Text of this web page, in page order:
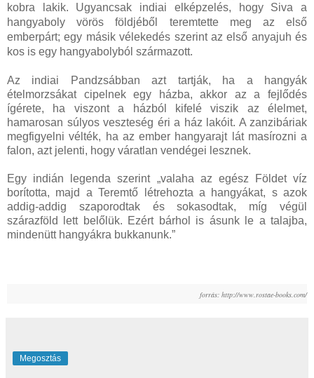
kobra lakik. Ugyancsak indiai elképzelés, hogy Siva a
hangyaboly vörös földjéből teremtette meg az első
emberpárt; egy másik vélekedés szerint az első anyajuh és
kos is egy hangyabolyból származott.
Az indiai Pandzsábban azt tartják, ha a hangyák
ételmorzsákat cipelnek egy házba, akkor az a fejlődés
ígérete, ha viszont a házból kifelé viszik az élelmet,
hamarosan súlyos veszteség éri a ház lakóit. A zanzibáriak
megfigyelni vélték, ha az ember hangyarajt lát masírozni a
falon, azt jelenti, hogy váratlan vendégei lesznek.
Egy indián legenda szerint „valaha az egész Földet víz
borította, majd a Teremtő létrehozta a hangyákat, s azok
addig-addig szaporodtak és sokasodtak, míg végül
szárazföld lett belőlük. Ezért bárhol is ásunk le a talajba,
mindenütt hangyákra bukkanunk.”
forrás: http://www.rostae-books.com/
Megosztás